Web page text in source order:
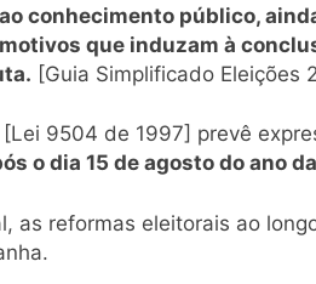
conhecimento público,
que induzam à
[Guia Simplificado Eleições
[Lei 9504 de 1997] prevê
o dia 15 de agosto do ano
as reformas eleitorais ao